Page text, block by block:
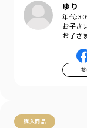
ゆり
年代:
お子さ
お子さ
参
購入商品
股下はガーデナーロン
ブランシェスのハーフ
主流ですがこちらは膝
またウエスト部分にタ
おなか周りにもゆとり
フラッシャーが付いてい